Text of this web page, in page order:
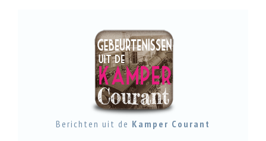
Berichten uit de Kamper Courant